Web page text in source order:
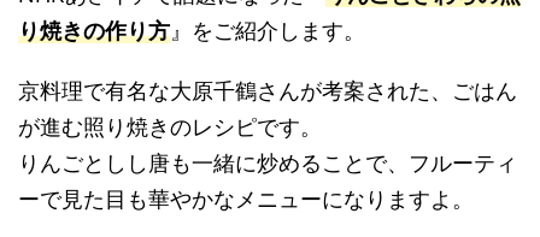
り焼きの作り方 』をご紹介します。
京料理で有名な大原千鶴さんが考案された、ごはん
が進む照り焼きのレシピです。
りんごとしし唐も一緒に炒めることで、フルーティ
ーで見た目も華やかなメニューになりますよ。